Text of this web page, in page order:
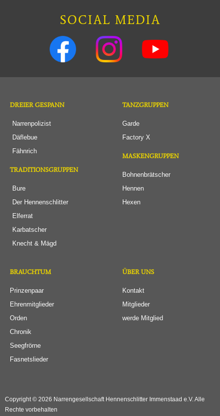
SOCIAL MEDIA
DREIER GESPANN
Narrenpolizist
Däflebue
Fähnrich
TRADITIONSGRUPPEN
Bure
Der Hennenschlitter
Elferrat
Karbatscher
Knecht & Mägd
TANZGRUPPEN
Garde
Factory X
MASKENGRUPPEN
Bohnenbrätscher
Hennen
Hexen
BRAUCHTUM
Prinzenpaar
Ehrenmitglieder
Orden
Chronik
Seegfrörne
Fasnetslieder
ÜBER UNS
Kontakt
Mitglieder
werde Mitglied
Copyright © 2026 Narrengesellschaft Hennenschlitter Immenstaad e.V. Alle
Rechte vorbehalten